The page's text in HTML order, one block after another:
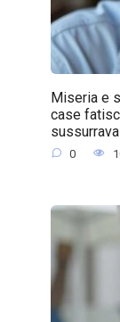
Miseria e
case
0